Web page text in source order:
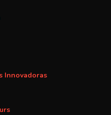
Innovadoras